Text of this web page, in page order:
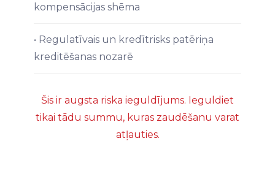
kompensācijas shēma
• Regulatīvais un kredītrisks patēriņa
kreditēšanas nozarē
Šis ir augsta riska ieguldījums. Ieguldiet
tikai tādu summu, kuras zaudēšanu varat
atļauties.